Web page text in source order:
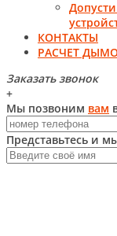
КОНТАКТЫ
РАСЧЕТ
Заказать звонок
+
Мы позвоним вам
Представьтесь и